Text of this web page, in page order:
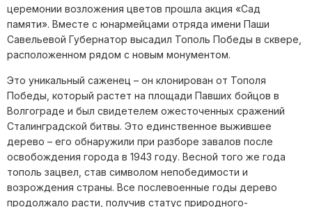
церемонии возложения цветов прошла акция «Сад
памяти». Вместе с юнармейцами отряда имени Паши
Савельевой Губернатор высадил Тополь Победы в сквере,
расположенном рядом с новым монументом.
Это уникальный саженец – он клонирован от Тополя
Победы, который растет на площади Павших бойцов в
Волгограде и был свидетелем ожесточенных сражений
Сталинградской битвы. Это единственное выжившее
дерево – его обнаружили при разборе завалов после
освобождения города в 1943 году. Весной того же года
тополь зацвел, став символом непобедимости и
возрождения страны. Все послевоенные годы дерево
продолжало расти, получив статус природного-